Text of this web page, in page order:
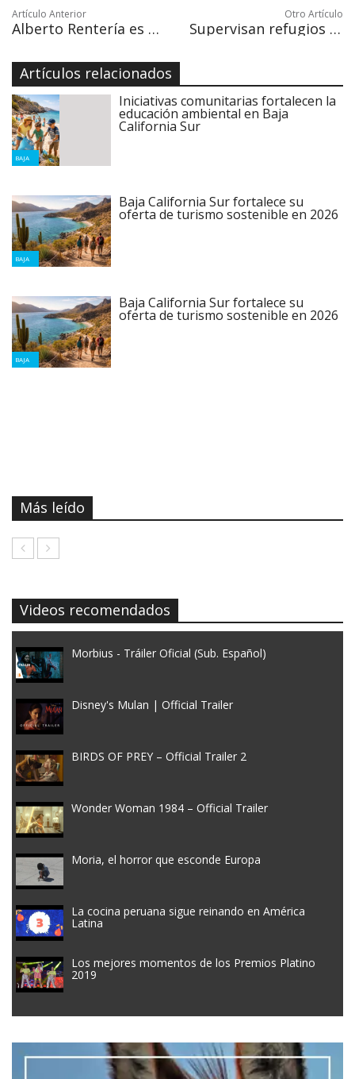
Artículo Anterior
Alberto Rentería es demandado por agresiones a líder sindical
Otro Artículo
Supervisan refugios de CSL por inicio de temporada de huracanes
Artículos relacionados
BAJA
Iniciativas comunitarias fortalecen la
educación ambiental en Baja
California Sur
BAJA
Baja California Sur fortalece su
oferta de turismo sostenible en 2026
BAJA
Baja California Sur fortalece su
oferta de turismo sostenible en 2026
Más leído
Videos recomendados
Morbius - Tráiler Oficial (Sub. Español)
Disney's Mulan | Official Trailer
BIRDS OF PREY – Official Trailer 2
Wonder Woman 1984 – Official Trailer
Moria, el horror que esconde Europa
La cocina peruana sigue reinando en América
Latina
Los mejores momentos de los Premios Platino
2019